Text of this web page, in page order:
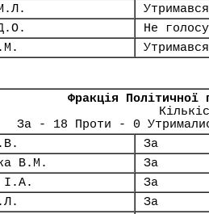
Утримався
Не
Утримався
Фракція Політичної
За - 18 Проти - 0
За
В.М.
За
І.А.
За
За